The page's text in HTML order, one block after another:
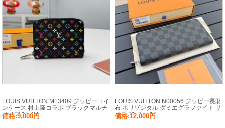
LOUIS VUITTON M13409 ジッピーコイ
ンケース 村上隆コラボ ブラックマルチ
サイズ:11x8.5cm
価格:9,000円
LOUIS VUITTON N00056 ジッピー長財
布 ホリゾンタル ダミエグラファイト サ
イズ:21x2.5x10cm
価格:12,000円